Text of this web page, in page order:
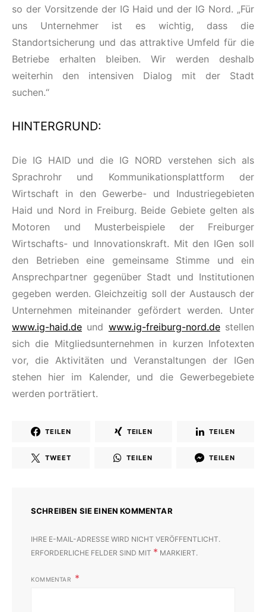
so der Vorsitzende der IG Haid und der IG Nord. „Für
uns Unternehmer ist es wichtig, dass die
Standortsicherung und das attraktive Umfeld für die
Betriebe erhalten bleiben. Wir werden deshalb
weiterhin den intensiven Dialog mit der Stadt
suchen.“
HINTERGRUND:
Die IG HAID und die IG NORD verstehen sich als
Sprachrohr und Kommunikationsplattform der
Wirtschaft in den Gewerbe- und Industriegebieten
Haid und Nord in Freiburg. Beide Gebiete gelten als
Motoren und Musterbeispiele der Freiburger
Wirtschafts- und Innovationskraft. Mit den IGen soll
den Betrieben eine gemeinsame Stimme und ein
Ansprechpartner gegenüber Stadt und Institutionen
gegeben werden. Gleichzeitig soll der Austausch der
Unternehmen miteinander gefördert werden. Unter
www.ig-haid.de und www.ig-freiburg-nord.destellen
sich die Mitgliedsunternehmen in kurzen Infotexten
vor, die Aktivitäten und Veranstaltungen der IGen
stehen hier im Kalender, und die Gewerbegebiete
werden porträtiert.
TEILEN TEILEN TEILEN
TWEET TEILEN TEILEN
SCHREIBEN SIE EINEN KOMMENTAR
IHRE E-MAIL-ADRESSE WIRD NICHT VERÖFFENTLICHT.
ERFORDERLICHE FELDER SIND MIT * MARKIERT.
KOMMENTAR